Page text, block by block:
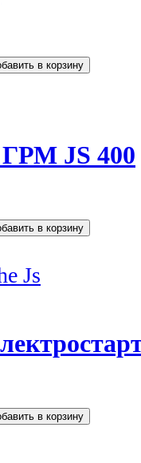
JS 400